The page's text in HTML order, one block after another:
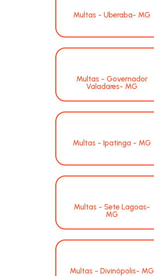
Multas - Uberaba- MG
Multas - Governador
Valadares- MG
Multas - Ipatinga - MG
Multas - Sete Lagoas-
MG
Multas - Divinópolis- MG